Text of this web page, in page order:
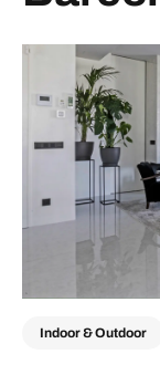
Indoor & Outdoor